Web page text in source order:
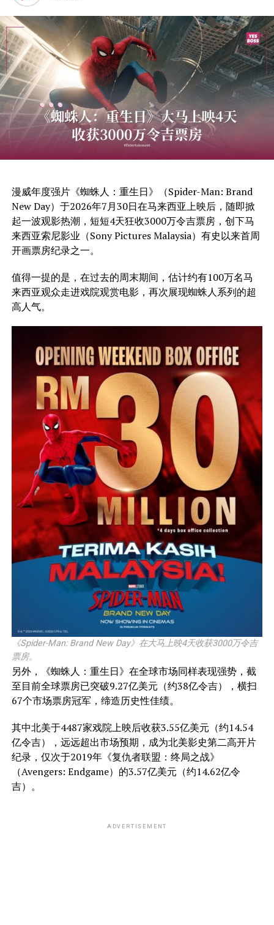
漫威年度强片《蜘蛛人：重生日》（Spider-Man: Brand
New Day）于2026年7月30日在马来西亚上映后，随即掀
起一波观影热潮，短短4天狂收3000万令吉票房，创下马
来西亚索尼影业（Sony Pictures Malaysia）有史以来首周
开画票房纪录之一。
值得一提的是，在过去的周末期间，估计约有100万名马
来西亚观众走进戏院观赏电影，再次展现蜘蛛人系列的超
高人气。
《Spider-Man: Brand New Day》在大马上映4天收获3000万令吉
票房。
另外，《蜘蛛人：重生日》在全球市场同样表现强势，截
至目前全球票房已突破9.27亿美元（约38亿令吉），横扫
67个市场票房冠军，缔造历史性佳绩。
其中北美于4487家戏院上映后收获3.55亿美元（约14.54
亿令吉），远远超出市场预期，成为北美影史第二高开片
纪录，仅次于2019年《复仇者联盟：终局之战》
（Avengers: Endgame）的3.57亿美元 （约14.62亿令
吉）。
ADVERTISEMENT